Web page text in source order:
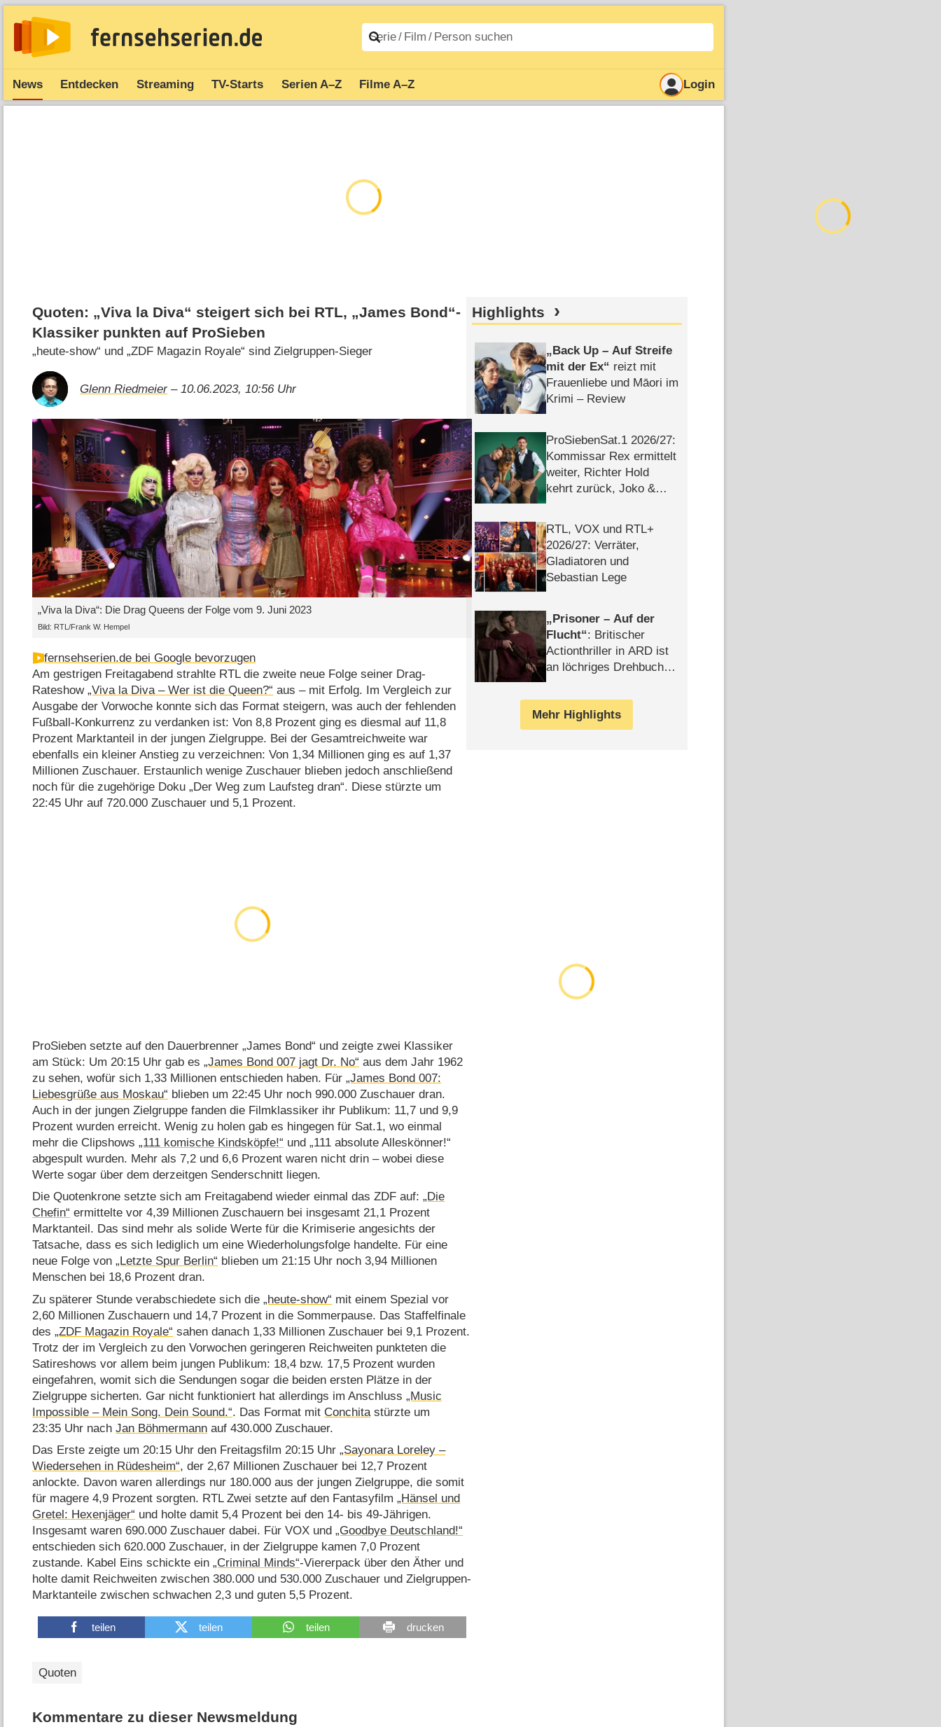
News Entdecken Streaming TV-Starts Serien A–Z Filme A–Z Login
Quoten: „Viva la Diva“ steigert sich bei RTL, „James Bond“-
Klassiker punkten auf ProSieben
„heute-show“ und „ZDF Magazin Royale“ sind Zielgruppen-Sieger
Glenn Riedmeier– 10.06.2023, 10:56 Uhr
„Viva la Diva“: Die Drag Queens der Folge vom 9. Juni 2023
Bild: RTL/Frank W. Hempel
fernsehserien.de bei Google bevorzugen
Am gestrigen Freitagabend strahlte RTL die zweite neue Folge seiner Drag-
Rateshow„Viva la Diva – Wer ist die Queen?“ aus – mit Erfolg. Im Vergleich zur
Ausgabe der Vorwoche konnte sich das Format steigern, was auch der fehlenden
Fußball-Konkurrenz zu verdanken ist: Von 8,8 Prozent ging es diesmal auf 11,8
Prozent Marktanteil in der jungen Zielgruppe. Bei der Gesamtreichweite war
ebenfalls ein kleiner Anstieg zu verzeichnen: Von 1,34 Millionen ging es auf 1,37
Millionen Zuschauer. Erstaunlich wenige Zuschauer blieben jedoch anschließend
noch für die zugehörige Doku „Der Weg zum Laufsteg dran“. Diese stürzte um
22:45 Uhr auf 720.000 Zuschauer und 5,1 Prozent.
ProSieben setzte auf den Dauerbrenner „James Bond“ und zeigte zwei Klassiker
am Stück: Um 20:15 Uhr gab es„James Bond 007 jagt Dr. No“ aus dem Jahr 1962
zu sehen, wofür sich 1,33 Millionen entschieden haben. Für„James Bond 007:
Liebesgrüße aus Moskau“ blieben um 22:45 Uhr noch 990.000 Zuschauer dran.
Auch in der jungen Zielgruppe fanden die Filmklassiker ihr Publikum: 11,7 und 9,9
Prozent wurden erreicht. Wenig zu holen gab es hingegen für Sat.1, wo einmal
mehr die Clipshows„111 komische Kindsköpfe!“ und „111 absolute Alleskönner!“
abgespult wurden. Mehr als 7,2 und 6,6 Prozent waren nicht drin – wobei diese
Werte sogar über dem derzeitgen Senderschnitt liegen.
Die Quotenkrone setzte sich am Freitagabend wieder einmal das ZDF auf:„Die
Chefin“ ermittelte vor 4,39 Millionen Zuschauern bei insgesamt 21,1 Prozent
Marktanteil. Das sind mehr als solide Werte für die Krimiserie angesichts der
Tatsache, dass es sich lediglich um eine Wiederholungsfolge handelte. Für eine
neue Folge von„Letzte Spur Berlin“ blieben um 21:15 Uhr noch 3,94 Millionen
Menschen bei 18,6 Prozent dran.
Zu späterer Stunde verabschiedete sich die„heute-show“ mit einem Spezial vor
2,60 Millionen Zuschauern und 14,7 Prozent in die Sommerpause. Das Staffelfinale
des„ZDF Magazin Royale“ sahen danach 1,33 Millionen Zuschauer bei 9,1 Prozent.
Trotz der im Vergleich zu den Vorwochen geringeren Reichweiten punkteten die
Satireshows vor allem beim jungen Publikum: 18,4 bzw. 17,5 Prozent wurden
eingefahren, womit sich die Sendungen sogar die beiden ersten Plätze in der
Zielgruppe sicherten. Gar nicht funktioniert hat allerdings im Anschluss„Music
Impossible – Mein Song. Dein Sound.“. Das Format mit Conchita stürzte um
23:35 Uhr nachJan Böhmermann auf 430.000 Zuschauer.
Das Erste zeigte um 20:15 Uhr den Freitagsfilm 20:15 Uhr„Sayonara Loreley –
Wiedersehen in Rüdesheim“, der 2,67 Millionen Zuschauer bei 12,7 Prozent
anlockte. Davon waren allerdings nur 180.000 aus der jungen Zielgruppe, die somit
für magere 4,9 Prozent sorgten. RTL Zwei setzte auf den Fantasyfilm„Hänsel und
Gretel: Hexenjäger“ und holte damit 5,4 Prozent bei den 14- bis 49-Jährigen.
Insgesamt waren 690.000 Zuschauer dabei. Für VOX und„Goodbye Deutschland!“
entschieden sich 620.000 Zuschauer, in der Zielgruppe kamen 7,0 Prozent
zustande. Kabel Eins schickte ein„Criminal Minds“-Viererpack über den Äther und
holte damit Reichweiten zwischen 380.000 und 530.000 Zuschauer und Zielgruppen-
Marktanteile zwischen schwachen 2,3 und guten 5,5 Prozent.
teilen teilen teilen drucken
Quoten
Kommentare zu dieser Newsmeldung
Highlights
Back Up – Auf Streife
mit der Ex
reizt mit
Frauenliebe und Māori im
Krimi – Review
ProSiebenSat.1 2026/​27:
Kommissar Rex ermittelt
weiter, Richter Hold
kehrt zurück, Joko &
RTL, VOX und RTL+
2026/​27: Verräter,
Gladiatoren und
Sebastian Lege
Prisoner – Auf der
Flucht : Britischer
Actionthriller in ARD ist
an löchriges Drehbuch
Mehr Highlights